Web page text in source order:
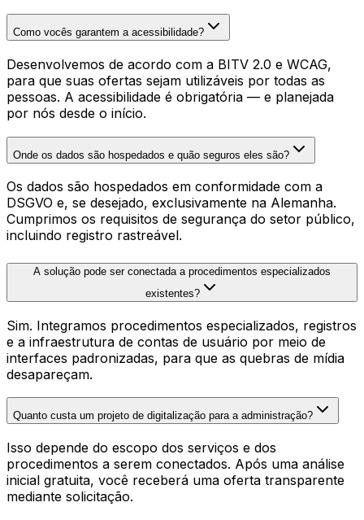
Como vocês garantem a acessibilidade?
Desenvolvemos de acordo com a BITV 2.0 e WCAG,
para que suas ofertas sejam utilizáveis por todas as
pessoas. A acessibilidade é obrigatória — e planejada
por nós desde o início.
Onde os dados são hospedados e quão seguros eles são?
Os dados são hospedados em conformidade com a
DSGVO e, se desejado, exclusivamente na Alemanha.
Cumprimos os requisitos de segurança do setor público,
incluindo registro rastreável.
A solução pode ser conectada a procedimentos especializados
existentes?
Sim. Integramos procedimentos especializados, registros
e a infraestrutura de contas de usuário por meio de
interfaces padronizadas, para que as quebras de mídia
desapareçam.
Quanto custa um projeto de digitalização para a administração?
Isso depende do escopo dos serviços e dos
procedimentos a serem conectados. Após uma análise
inicial gratuita, você receberá uma oferta transparente
mediante solicitação.